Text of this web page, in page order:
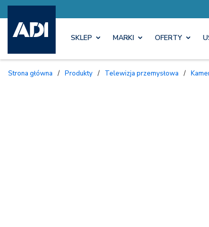
SKLEP MARKI OFERTY
Strona główna / Produkty / Telewizja przemysłowa /